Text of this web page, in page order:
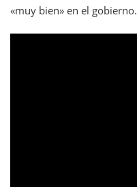
«muy bien» en el gobierno.